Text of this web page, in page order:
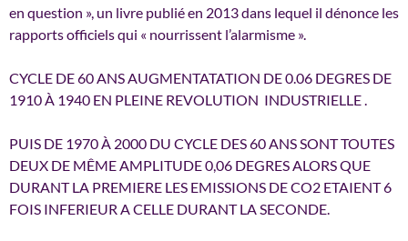
en question », un livre publié en 2013 dans lequel il dénonce les
rapports officiels qui « nourrissent l’alarmisme ».
CYCLE DE 60 ANS AUGMENTATATION DE 0.06 DEGRES DE
1910 À 1940 EN PLEINE REVOLUTION INDUSTRIELLE .
PUIS DE 1970 À 2000 DU CYCLE DES 60 ANS SONT TOUTES
DEUX DE MÊME AMPLITUDE 0,06 DEGRES ALORS QUE
DURANT LA PREMIERE LES EMISSIONS DE CO2 ETAIENT 6
FOIS INFERIEUR A CELLE DURANT LA SECONDE.